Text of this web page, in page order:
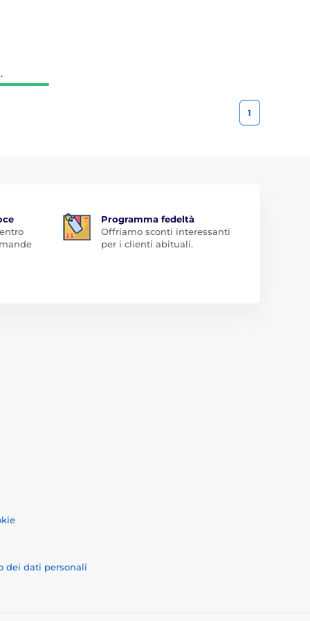
1
Programma fedeltà
Offriamo sconti interessanti
per i clienti abituali.
dei dati personali